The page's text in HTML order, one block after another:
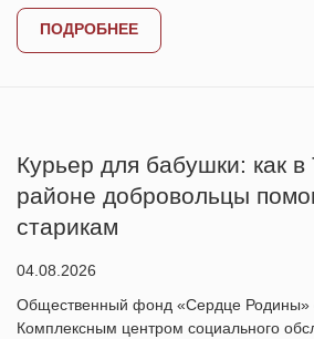
ПОДРОБНЕЕ
Курьер для бабушки: как в
районе добровольцы
старикам
04.08.2026
Общественный фонд «Сердце Родины»
Комплексным центром социального